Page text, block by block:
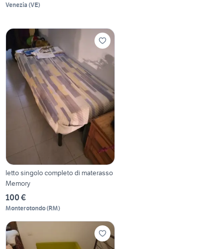
Venezia (VE)
letto singolo completo di materasso
Memory
100 €
Monterotondo(RM)